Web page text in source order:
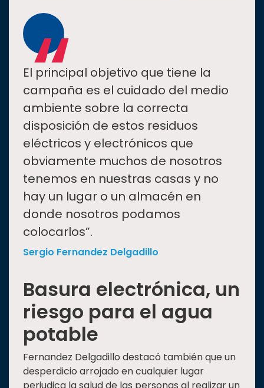
“
El principal objetivo que tiene la
campaña es el cuidado del medio
ambiente sobre la correcta
disposición de estos residuos
eléctricos y electrónicos que
obviamente muchos de nosotros
tenemos en nuestras casas y no
hay un lugar o un almacén en
donde nosotros podamos
colocarlos”.
Sergio Fernandez Delgadillo
Basura electrónica, un
riesgo para el agua
potable
Fernandez Delgadillo destacó también que un
desperdicio arrojado en cualquier lugar